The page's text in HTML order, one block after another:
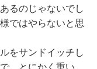
るのじゃないでし
ではやらないと思
をサンドイッチし
、とにかく重い。